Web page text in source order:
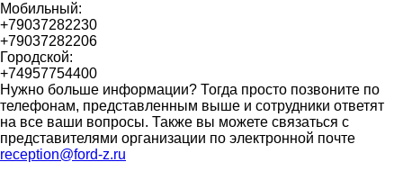
Мобильный:
+79037282230
+79037282206
Городской:
+74957754400
Нужно больше информации? Тогда просто позвоните по
телефонам, представленным выше и сотрудники ответят
на все ваши вопросы. Также вы можете связаться с
представителями организации по электронной почте
reception@ford-z.ru